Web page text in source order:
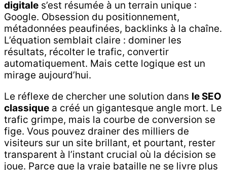
digitale s’est résumée à un terrain unique :
Google. Obsession du positionnement,
métadonnées peaufinées, backlinks à la chaîne.
L’équation semblait claire : dominer les
résultats, récolter le trafic, convertir
automatiquement. Mais cette logique est un
mirage aujourd’hui.
Le réflexe de chercher une solution dans le SEO
classique a créé un gigantesque angle mort. Le
trafic grimpe, mais la courbe de conversion se
fige. Vous pouvez drainer des milliers de
visiteurs sur un site brillant, et pourtant, rester
transparent à l’instant crucial où la décision se
joue. Parce que la vraie bataille ne se livre plus